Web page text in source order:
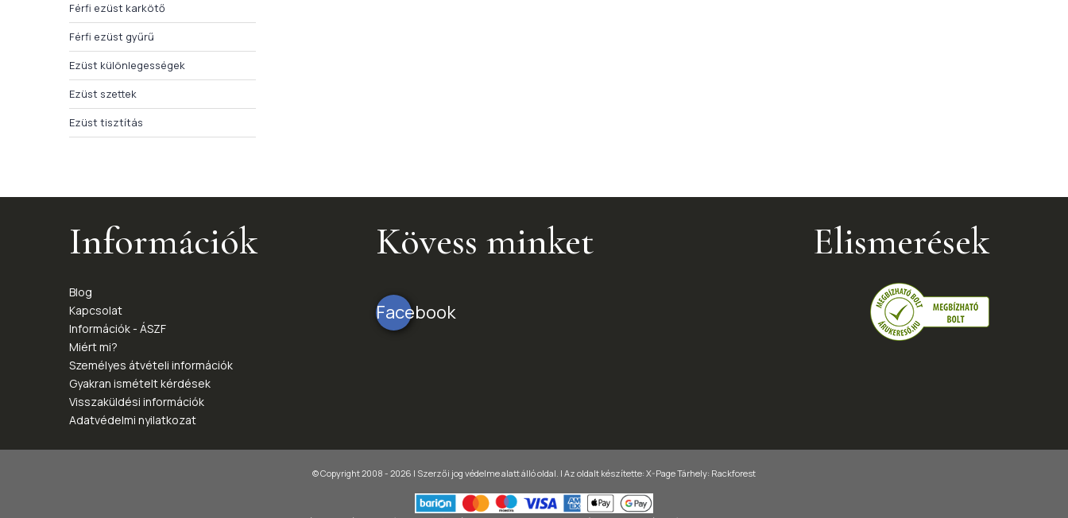
Férfi ezüst karkötő
Férfi ezüst gyűrű
Ezüst különlegességek
Ezüst szettek
Ezüst tisztítás
Információk
Blog
Kapcsolat
Információk - ÁSZF
Miért mi?
Személyes átvételi információk
Gyakran ismételt kérdések
Visszaküldési információk
Adatvédelmi nyilatkozat
Kövess minket
Facebook
Elismerések
© Copyright 2008 - 2026 | Szerzői jog védelme alatt álló oldal. | Az oldalt készítette: X-PageTárhely: Rackforest